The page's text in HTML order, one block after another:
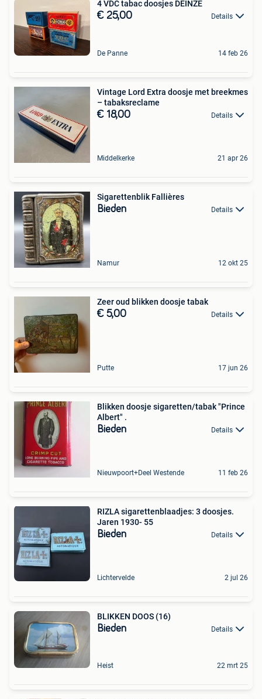
4 VDC tabac doosjes DEINZE
€ 25,00 Details
De Panne 14 feb 26
Vintage Lord Extra doosje met breekmes
– tabaksreclame
€ 18,00 Details
Middelkerke 21 apr 26
Sigarettenblik Fallières
Bieden Details
Namur 12 okt 25
Zeer oud blikken doosje tabak
€ 5,00 Details
Putte 17 jun 26
Blikken doosje sigaretten/tabak "Prince
Albert" .
Bieden Details
Nieuwpoort+Deel Westende 11 feb 26
RIZLA sigarettenblaadjes: 3 doosjes.
Jaren 1930- 55
Bieden Details
Lichtervelde 2 jul 26
BLIKKEN DOOS (16)
Bieden Details
Heist 22 mrt 25